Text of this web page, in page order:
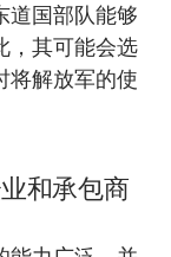
道国部队能够
，其可能会选
将解放军的使
和承包商